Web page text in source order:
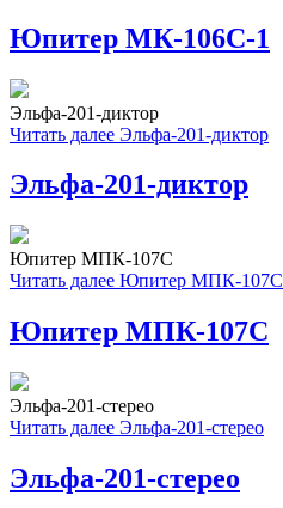
Юпитер МК-106С-1
Эльфа-201-диктор
Читать далее Эльфа-201-диктор
Эльфа-201-диктор
Юпитер МПК-107С
Читать далее Юпитер МПК-107С
Юпитер МПК-107С
Эльфа-201-стерео
Читать далее Эльфа-201-стерео
Эльфа-201-стерео